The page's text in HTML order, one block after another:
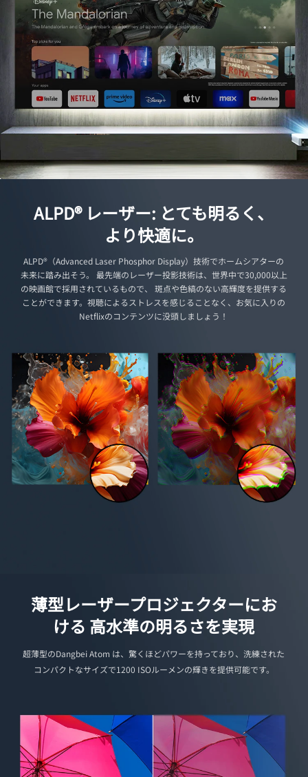
ALPD® レーザー: とても明るく、
より快適に。
ALPD®（Advanced Laser Phosphor Display）技術でホームシアターの
未来に踏み出そう。 最先端のレーザー投影技術は、世界中で30,000以上
の映画館で採用されているもので、 斑点や色縞のない高輝度を提供する
ことができます。視聴によるストレスを感じることなく、お気に入りの
Netflixのコンテンツに没頭しましょう！
薄型レーザープロジェクターにお
ける 高水準の明るさを実現
超薄型のDangbei Atom は、驚くほどパワーを持っており、洗練された
コンパクトなサイズで1200 ISOルーメンの輝きを提供可能です。